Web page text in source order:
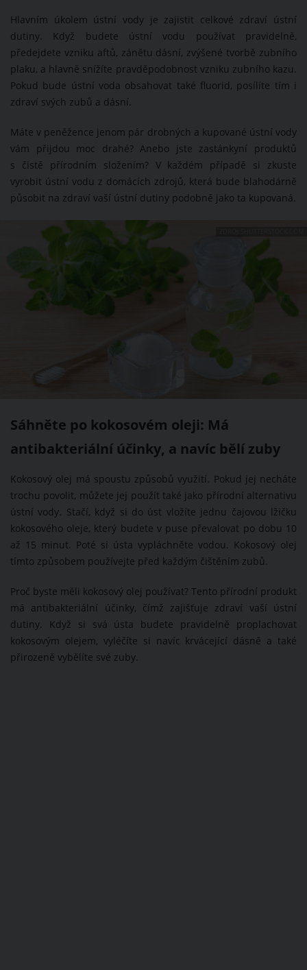
Hlavním úkolem ústní vody je zajistit celkové zdraví ústní
dutiny. Když budete ústní vodu používat pravidelně,
předejdete vzniku aftů, zánětu dásní, zvýšené tvorbě zubního
plaku, a hlavně snížíte pravděpodobnost vzniku zubního kazu.
Pokud bude ústní voda obsahovat také fluorid, posílíte tím i
zdraví svých zubů a dásní.
Máte v peněžence jenom pár drobných a kupované ústní vody
vám přijdou moc drahé? Anebo jste zastánkyní produktů
s čistě přírodním složením? V každém případě si zkuste
vyrobit ústní vodu z domácích zdrojů, která bude blahodárně
působit na zdraví vaší ústní dutiny podobně jako ta kupovaná.
Sáhněte po kokosovém oleji: Má
antibakteriální účinky, a navíc bělí zuby
Kokosový olej má spoustu způsobů využití. Pokud jej necháte
trochu povolit, můžete jej použít také jako přírodní alternativu
ústní vody. Stačí, když si do úst vložíte jednu čajovou lžičku
kokosového oleje, který budete v puse převalovat po dobu 10
až 15 minut. Poté si ústa vypláchněte vodou. Kokosový olej
tímto způsobem používejte před každým čištěním zubů.
Proč byste měli kokosový olej používat? Tento přírodní produkt
má antibakteriální účinky, čímž zajišťuje zdraví vaší ústní
dutiny. Když si svá ústa budete pravidelně proplachovat
kokosovým olejem, vyléčíte si navíc krvácející dásně a také
přirozeně vybělíte své zuby.